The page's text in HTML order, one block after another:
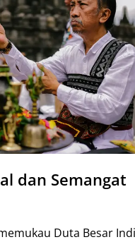
dan Semangat
Duta Besar